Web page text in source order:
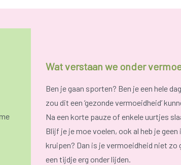
Wat verstaan we onder
Ben je gaan sporten? Ben je een hele
zou dit een ‘gezonde vermoeidheid’
Na een korte pauze of enkele uurtjes
Blijf je je moe voelen, ook al heb je
kruipen? Dan is je vermoeidheid niet
een tijdje erg onder lijden.